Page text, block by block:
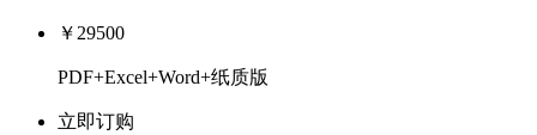
￥29500
PDF+Excel+Word+纸质版
立即订购